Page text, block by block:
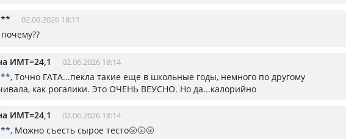
02.06.2026 18:11
ИМТ=24,1 02.06.2026 18:14
, Точно ГАТА...пекла такие еще в школьные годы, немного по другому
как рогалики. Это ОЧЕНЬ ВЕУСНО. Но да...калорийно
ИМТ=24,1 02.06.2026 18:14
, Можно съесть сырое тесто🌝🌝🌝